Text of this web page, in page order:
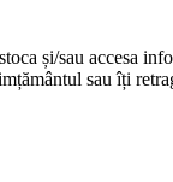
și/sau accesa
sau îți